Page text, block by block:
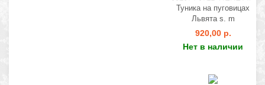
Туника на пуговицах
Львята s. m
920,00 р.
Нет в наличии